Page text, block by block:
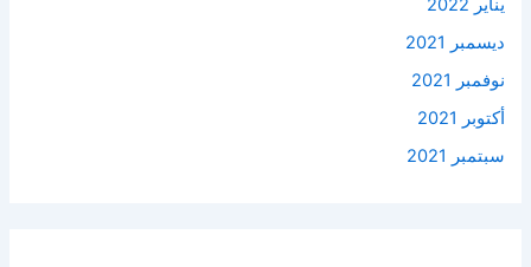
يناير 2022
ديسمبر 2021
نوفمبر 2021
أكتوبر 2021
سبتمبر 2021